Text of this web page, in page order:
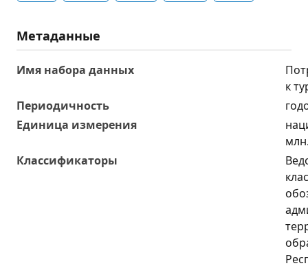
Метаданные
Имя набора данных
к
Периодичность
Единица измерения
Классификаторы